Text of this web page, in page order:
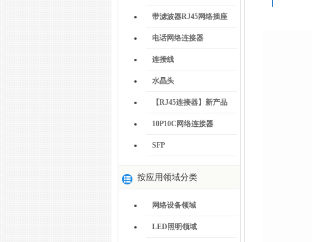
带滤波器RJ45网络插座
电话网络连接器
连接线
水晶头
【RJ45连接器】新产品
10P10C网络连接器
SFP
按应用领域分类
网络设备领域
LED照明领域